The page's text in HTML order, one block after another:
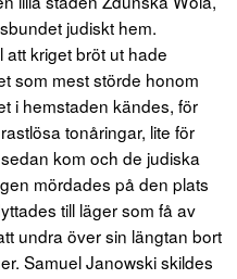
judiskt hem.
kriget bröt ut hade
som mest störde honom
i hemstaden kändes, för
tonåringar, lite för
kom och de judiska
mördades på den plats
till läger som få av
undra över sin längtan bort
Samuel Janowski skildes